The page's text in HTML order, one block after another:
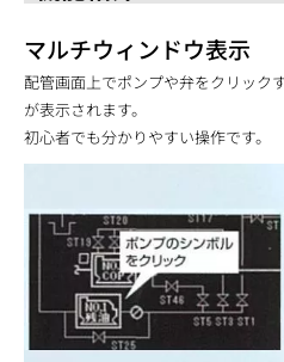
マルチウィンドウ表示
配管画面上でポンプや弁をクリック
が表示されます。
初心者でも分かりやすい操作です。